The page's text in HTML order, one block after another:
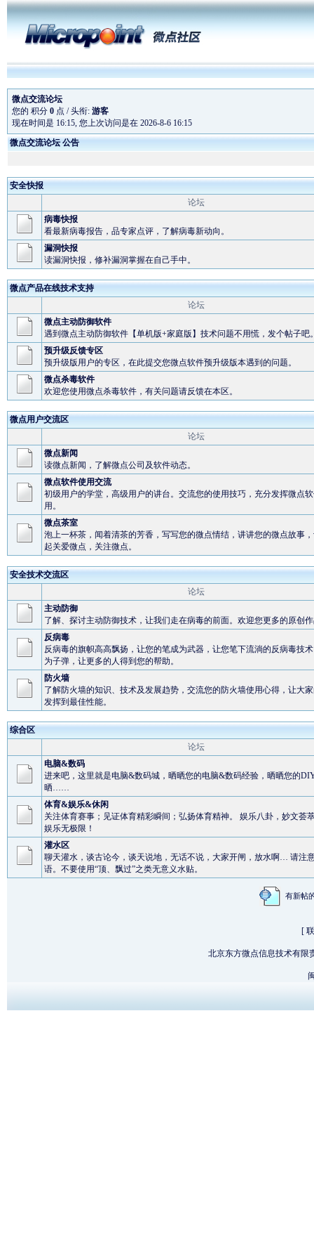
微点交流论坛
您的 积分 0 点 / 头衔: 游客
现在时间是 16:15, 您上次访问是在 2026-8-6 16:15
微点交流论坛 公告
微点软件为奥运会
安全快报
论坛
病毒快报
看最新病毒报告，品专家点评，了解病毒新动向。
漏洞快报
读漏洞快报，修补漏洞掌握在自己手中。
微点产品在线技术支持
论坛
微点主动防御软件
遇到微点主动防御软件【单机版+家庭版】技术问题不用慌，发个帖子吧
预升级反馈专区
预升级版用户的专区，在此提交您微点软件预升级版本遇到的问题。
微点杀毒软件
欢迎您使用微点杀毒软件，有关问题请反馈在本区。
微点用户交流区
论坛
微点新闻
读微点新闻，了解微点公司及软件动态。
微点软件使用交流
初级用户的学堂，高级用户的讲台。交流您的使用技巧，充分发挥微点
用。
微点茶室
泡上一杯茶，闻着清茶的芳香，写写您的微点情结，讲讲您的微点故事
起关爱微点，关注微点。
安全技术交流区
论坛
主动防御
了解、探讨主动防御技术，让我们走在病毒的前面。欢迎您更多的原创
反病毒
反病毒的旗帜高高飘扬，让您的笔成为武器，让您笔下流淌的反病毒技
为子弹，让更多的人得到您的帮助。
防火墙
了解防火墙的知识、技术及发展趋势，交流您的防火墙使用心得，让大
发挥到最佳性能。
综合区
论坛
电脑&数码
进来吧，这里就是电脑&数码城，晒晒您的电脑&数码经验，晒晒您的
晒……
体育&娱乐&休闲
关注体育赛事；见证体育精彩瞬间；弘扬体育精神。 娱乐八卦，妙文荟
娱乐无极限！
灌水区
聊天灌水，谈古论今，谈天说地，无话不说，大家开闸，放水啊… 请注
语。不要使用“顶、飘过”之类无意义水贴。
有新
[
北京东方微点信息技术有限